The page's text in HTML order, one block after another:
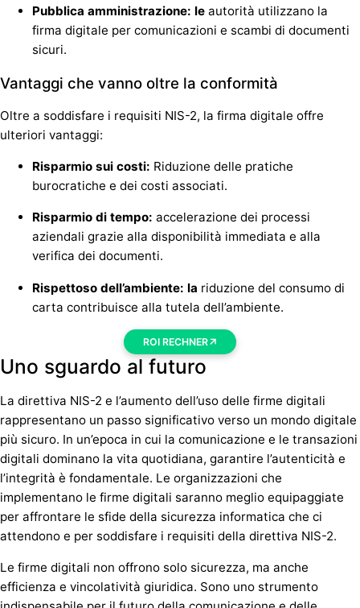
Pubblica amministrazione: le autorità utilizzano la
firma digitale per comunicazioni e scambi di documenti
sicuri.
Vantaggi che vanno oltre la conformità
Oltre a soddisfare i requisiti NIS-2, la firma digitale offre
ulteriori vantaggi:
Risparmio sui costi: Riduzione delle pratiche
burocratiche e dei costi associati.
Risparmio di tempo: accelerazione dei processi
aziendali grazie alla disponibilità immediata e alla
verifica dei documenti.
Rispettoso dell’ambiente: la riduzione del consumo di
carta contribuisce alla tutela dell’ambiente.
ROI RECHNER
Uno sguardo al futuro
La direttiva NIS-2 e l’aumento dell’uso delle firme digitali
rappresentano un passo significativo verso un mondo digitale
più sicuro. In un’epoca in cui la comunicazione e le transazioni
digitali dominano la vita quotidiana, garantire l’autenticità e
l’integrità è fondamentale. Le organizzazioni che
implementano le firme digitali saranno meglio equipaggiate
per affrontare le sfide della sicurezza informatica che ci
attendono e per soddisfare i requisiti della direttiva NIS-2.
Le firme digitali non offrono solo sicurezza, ma anche
efficienza e vincolatività giuridica. Sono uno strumento